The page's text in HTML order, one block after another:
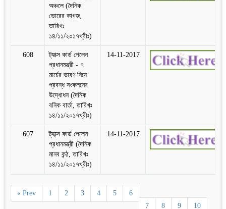
অঞ্চলে (দৈনিক
ভোরের কাগজ,
তারিখঃ
১৪/১১/২০১৭খ্রীঃ)
608
ট্যাক্স কার্ড পেলেন
প্রধানমন্ত্রী - ৭
মার্চের ভাষণ নিয়ে
প্রবন্ধ সংকলনের
উদ্ধোধন (দৈনিক
বনিক বার্তা, তারিখঃ
১৪/১১/২০১৭খ্রীঃ)
14-11-2017
607
ট্যা্ক্স কার্ড পেলেন
প্রধানমন্ত্রী (দৈনিক
মানব কন্ঠ, তারিখঃ
১৪/১১/২০১৭খ্রীঃ)
14-11-2017
« Prev 1 2 3 4 5
6
7
8 9 10